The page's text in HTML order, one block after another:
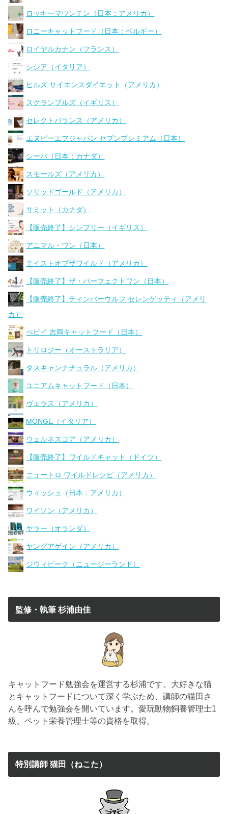
ロッキーマウンテン（日本：アメリカ）
ロニーキャットフード（日本：ベルギー）
ロイヤルカナン（フランス）
シシア（イタリア）
ヒルズ サイエンスダイエット（アメリカ）
スクランブルズ（イギリス）
セレクトバランス（アメリカ）
エヌピーエフジャパン セブンプレミアム（日本）
シーバ（日本：カナダ）
スモールズ（アメリカ）
ソリッドゴールド（アメリカ）
サミット（カナダ）
【販売終了】シンプリー（イギリス）
アニマル・ワン（日本）
テイストオブザワイルド（アメリカ）
【販売終了】ザ・パーフェクトワン（日本）
【販売終了】ティンバーウルフ セレンゲッティ（アメリ
カ）
ぺピイ 吉岡キャットフード（日本）
トリロジー（オーストラリア）
タスキャンナチュラル（アメリカ）
ユニアムキャットフード（日本）
ヴェラス（アメリカ）
MONGE（イタリア）
ウェルネスコア（アメリカ）
【販売終了】ワイルドキャット（ドイツ）
ニュートロ ワイルドレシピ（アメリカ）
ウィッシュ（日本：アメリカ）
ワイソン（アメリカ）
ヤラー（オランダ）
ヤングアゲイン（アメリカ）
ジウィピーク（ニュージーランド）
監修・執筆 杉浦由佳
キャットフード勉強会を運営する杉浦です。大好きな猫
とキャットフードについて深く学ぶため、講師の猫田さ
んを呼んで勉強会を開いています。愛玩動物飼養管理士1
級、ペット栄養管理士等の資格を取得。
特別講師 猫田（ねこた）